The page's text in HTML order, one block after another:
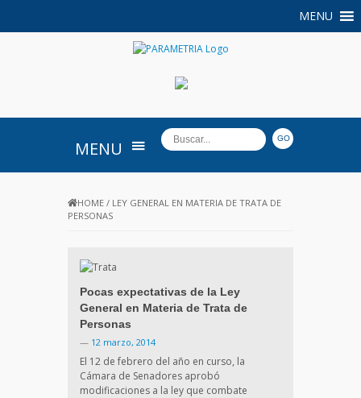
MENU
PARAMETRIA
MENU
HOME / LEY GENERAL EN MATERIA DE TRATA DE
PERSONAS
Pocas expectativas de la Ley
General en Materia de Trata de
Personas
— 12 marzo, 2014
El 12 de febrero del año en curso, la
Cámara de Senadores aprobó
modificaciones a la ley que combate